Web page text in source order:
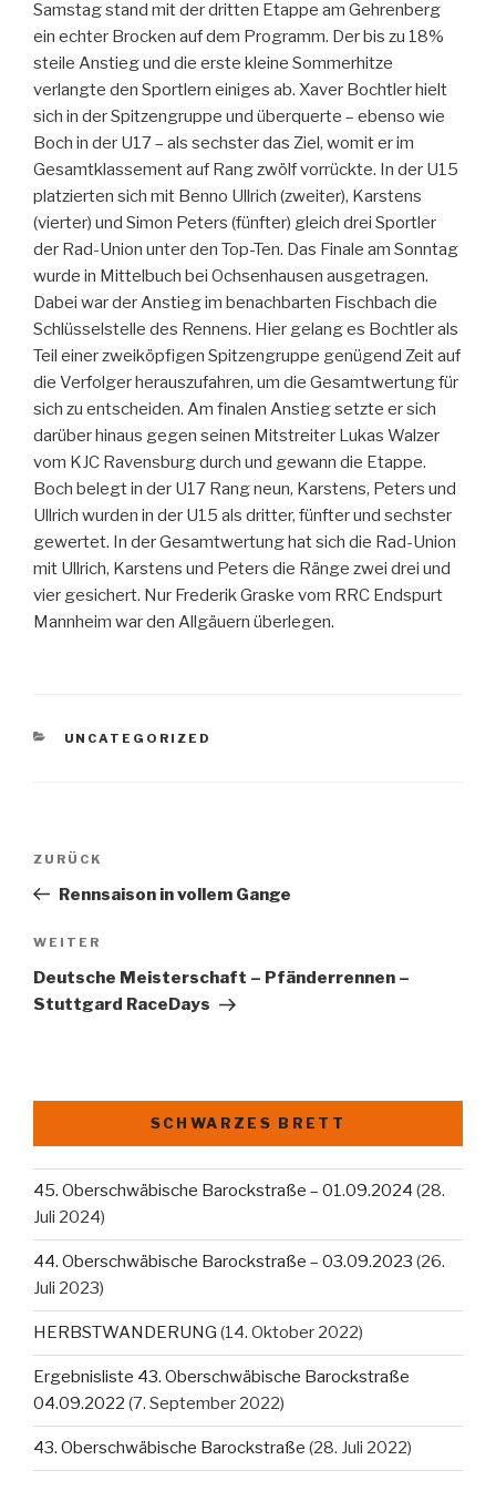
Samstag stand mit der dritten Etappe am Gehrenberg
ein echter Brocken auf dem Programm. Der bis zu 18%
steile Anstieg und die erste kleine Sommerhitze
verlangte den Sportlern einiges ab. Xaver Bochtler hielt
sich in der Spitzengruppe und überquerte – ebenso wie
Boch in der U17 – als sechster das Ziel, womit er im
Gesamtklassement auf Rang zwölf vorrückte. In der U15
platzierten sich mit Benno Ullrich (zweiter), Karstens
(vierter) und Simon Peters (fünfter) gleich drei Sportler
der Rad-Union unter den Top-Ten. Das Finale am Sonntag
wurde in Mittelbuch bei Ochsenhausen ausgetragen.
Dabei war der Anstieg im benachbarten Fischbach die
Schlüsselstelle des Rennens. Hier gelang es Bochtler als
Teil einer zweiköpfigen Spitzengruppe genügend Zeit auf
die Verfolger herauszufahren, um die Gesamtwertung für
sich zu entscheiden. Am finalen Anstieg setzte er sich
darüber hinaus gegen seinen Mitstreiter Lukas Walzer
vom KJC Ravensburg durch und gewann die Etappe.
Boch belegt in der U17 Rang neun, Karstens, Peters und
Ullrich wurden in der U15 als dritter, fünfter und sechster
gewertet. In der Gesamtwertung hat sich die Rad-Union
mit Ullrich, Karstens und Peters die Ränge zwei drei und
vier gesichert. Nur Frederik Graske vom RRC Endspurt
Mannheim war den Allgäuern überlegen.
KATEGORIEN
UNCATEGORIZED
Beitragsnavigation
Vorheriger
Beitrag
ZURÜCK
Rennsaison in vollem Gange
Nächster
Beitrag
WEITER
Deutsche Meisterschaft – Pfänderrennen –
Stuttgard RaceDays
SCHWARZES BRETT
45. Oberschwäbische Barockstraße – 01.09.2024 (28.
Juli 2024)
44. Oberschwäbische Barockstraße – 03.09.2023 (26.
Juli 2023)
HERBSTWANDERUNG (14. Oktober 2022)
Ergebnisliste 43. Oberschwäbische Barockstraße
04.09.2022 (7. September 2022)
43. Oberschwäbische Barockstraße (28. Juli 2022)